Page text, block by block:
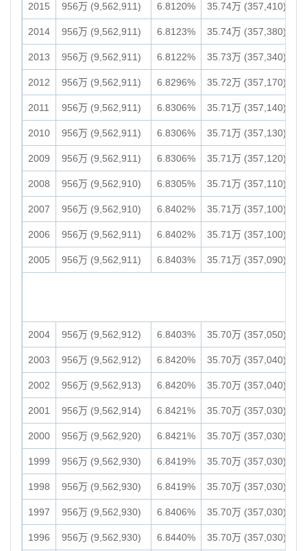
2015 956万 (9,562,911) 6.8120% 35.74万 (357,410)
2014 956万 (9,562,911) 6.8123% 35.74万 (357,380)
2013 956万 (9,562,911) 6.8122% 35.73万 (357,340)
2012 956万 (9,562,911) 6.8296% 35.72万 (357,170)
2011 956万 (9,562,911) 6.8306% 35.71万 (357,140)
2010 956万 (9,562,911) 6.8306% 35.71万 (357,130)
2009 956万 (9,562,911) 6.8306% 35.71万 (357,120)
2008 956万 (9,562,910) 6.8305% 35.71万 (357,110)
2007 956万 (9,562,910) 6.8402% 35.71万 (357,100)
2006 956万 (9,562,911) 6.8402% 35.71万 (357,100)
2005 956万 (9,562,911) 6.8403% 35.71万 (357,090)
2004 956万 (9,562,912) 6.8403% 35.70万 (357,050)
2003 956万 (9,562,912) 6.8420% 35.70万 (357,040)
2002 956万 (9,562,913) 6.8420% 35.70万 (357,040)
2001 956万 (9,562,914) 6.8421% 35.70万 (357,030)
2000 956万 (9,562,920) 6.8421% 35.70万 (357,030)
1999 956万 (9,562,930) 6.8419% 35.70万 (357,030)
1998 956万 (9,562,930) 6.8419% 35.70万 (357,030)
1997 956万 (9,562,930) 6.8406% 35.70万 (357,030)
1996 956万 (9,562,930) 6.8440% 35.70万 (357,030)